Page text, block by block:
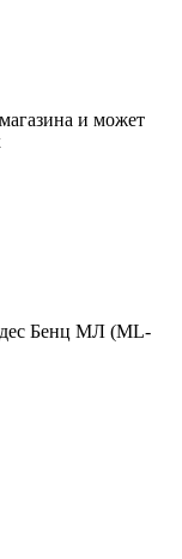
и может
Бенц МЛ (ML-